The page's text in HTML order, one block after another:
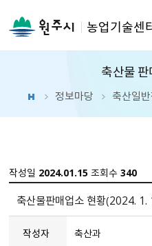
농업기술센
축산물
정보마당 축산일
작성일 2024.01.15 조회수340
축산물판매업소 현황（2024. 1.
작성자 축산과